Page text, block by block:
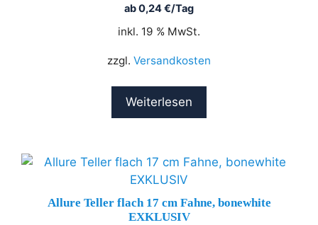
ab0,24€/Tag
inkl. 19 % MwSt.
zzgl. Versandkosten
Weiterlesen
Allure Teller flach 17 cm Fahne, bonewhite
EXKLUSIV